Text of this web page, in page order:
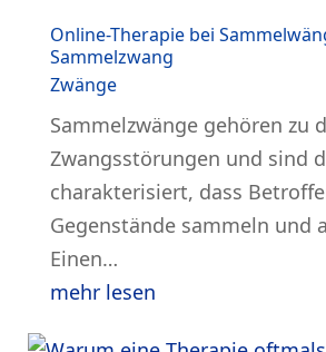
Online-Therapie bei
Sammelzwang
Zwänge
Sammelzwänge gehören zu
Zwangsstörungen und sind
charakterisiert, dass
Gegenstände sammeln und
Einen…
mehr lesen